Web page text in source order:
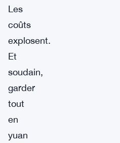
Les
coûts
explosent.
Et
soudain,
garder
tout
en
yuan